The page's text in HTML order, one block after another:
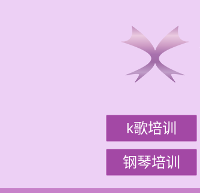
k歌培训
钢琴培训